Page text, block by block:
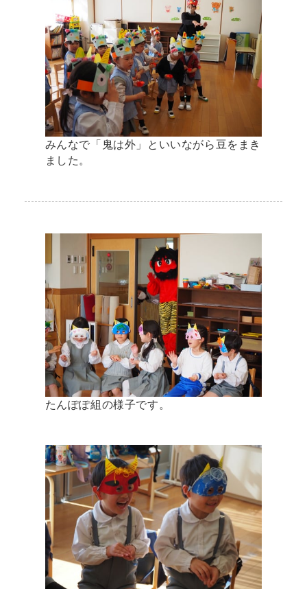
みんなで「鬼は外」といいながら豆をまき
ました。
たんぽぽ組の様子です。